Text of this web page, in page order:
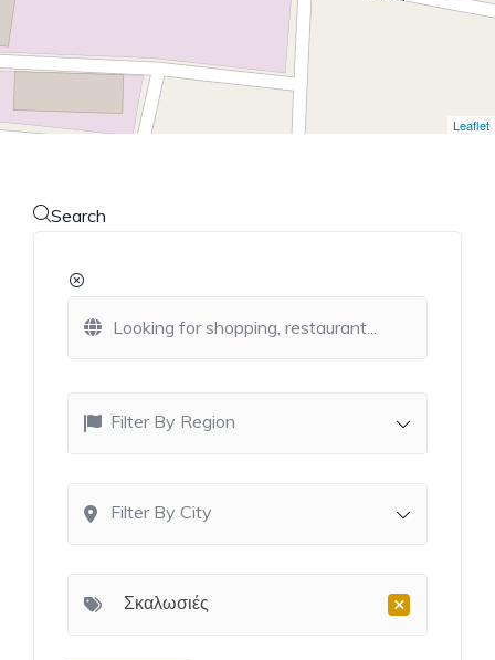
Leaflet
Search
Filter By Region
Filter By City
×
Σκαλωσιές